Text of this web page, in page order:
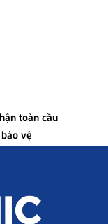
toàn cầu
bảo vệ